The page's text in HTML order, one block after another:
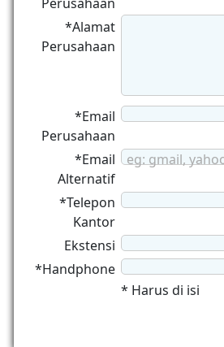
*Alamat
Perusahaan
*Email
Perusahaan
*Email
Alternatif
eg: gmail,
*Telepon
Kantor
Ekstensi
*Handphone
* Harus di isi